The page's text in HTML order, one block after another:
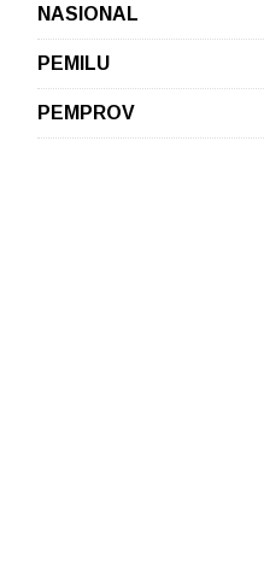
NASIONAL
PEMILU
PEMPROV